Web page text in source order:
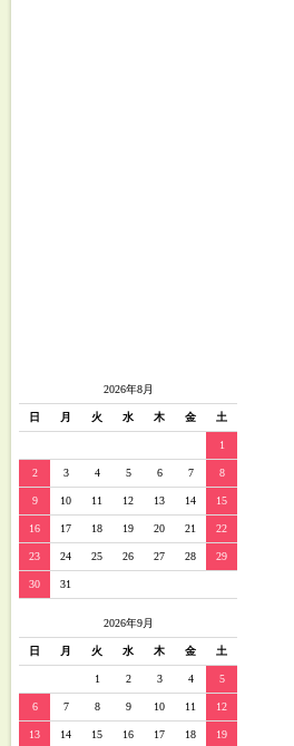
2026年8月
日 月 火 水 木 金 土
1
2 3 4 5 6 7 8
9 10 11 12 13 14 15
16 17 18 19 20 21 22
23 24 25 26 27 28 29
30 31
2026年9月
日 月 火 水 木 金 土
1 2 3 4 5
6 7 8 9 10 11 12
13 14 15 16 17 18 19